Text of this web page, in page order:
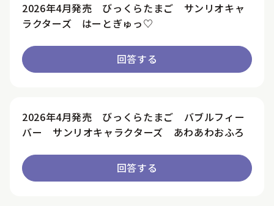
2026年4月発売 びっくらたまご サンリオキャ
ラクターズ はーとぎゅっ♡
回答する
2026年4月発売 びっくらたまご バブルフィー
バー サンリオキャラクターズ あわあわおふろ
回答する